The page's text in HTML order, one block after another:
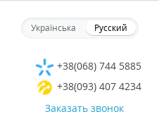
Українська Русский
+38(068) 744 5885
+38(093) 407 4234
Заказать звонок